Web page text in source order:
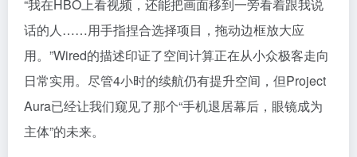
“我在HBO上看视频，还能把画面移到一旁看着跟我说
话的人……用手指捏合选择项目，拖动边框放大应
用。”Wired的描述印证了空间计算正在从小众极客走向
日常实用。尽管4小时的续航仍有提升空间，但Project
Aura已经让我们窥见了那个“手机退居幕后，眼镜成为
主体”的未来。